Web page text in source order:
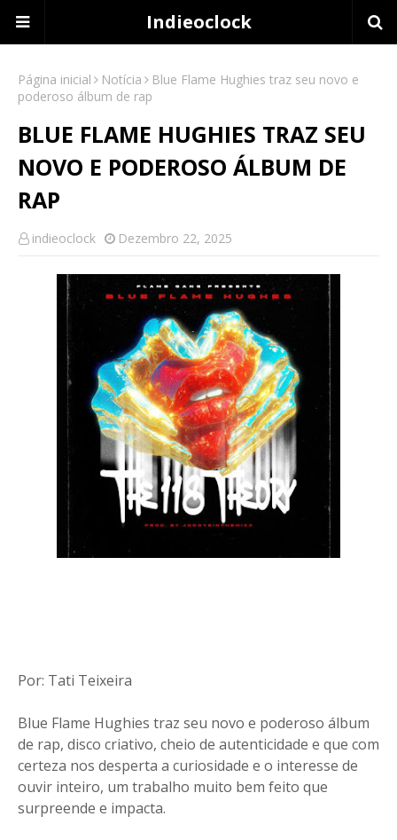
Indieoclock
Página inicial Notícia
Blue Flame Hughies traz seu novo e
poderoso álbum de rap
BLUE FLAME HUGHIES TRAZ SEU
NOVO E PODEROSO ÁLBUM DE
RAP
indieoclock Dezembro 22, 2025
Por: Tati Teixeira
Blue Flame Hughies traz seu novo e poderoso álbum
de rap, disco criativo, cheio de autenticidade e que com
certeza nos desperta a curiosidade e o interesse de
ouvir inteiro, um trabalho muito bem feito que
surpreende e impacta.